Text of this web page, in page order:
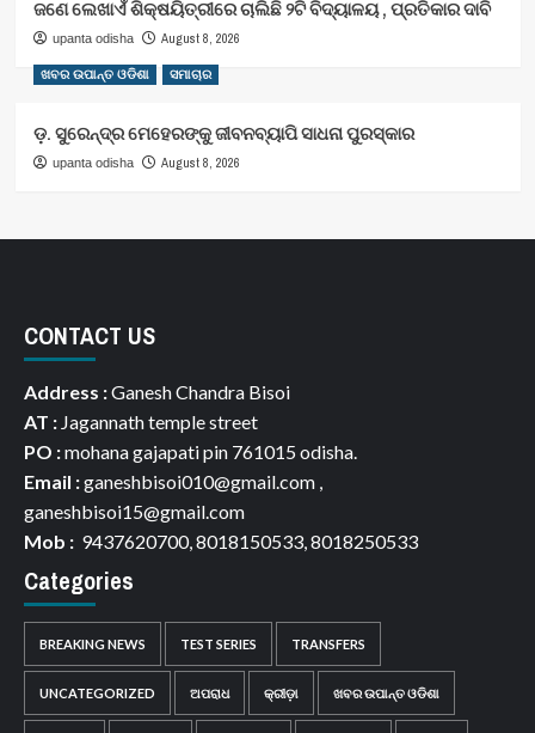
ଜଣେ ଲେଖାଏଁ ଶିକ୍ଷୟିତ୍ରୀରେ ଚାଲିଛି ୨ଟି ବିଦ୍ୟାଳୟ , ପ୍ରତିକାର ଦାବି
upanta odisha August 8, 2026
ଖବର ଉପାନ୍ତ ଓଡିଶା ସମାଚାର
ଡ଼. ସୁରେନ୍ଦ୍ର ମେହେରଙ୍କୁ ଜୀବନବ୍ୟାପି ସାଧନା ପୁରସ୍କାର
upanta odisha August 8, 2026
CONTACT US
Address :Ganesh Chandra Bisoi
AT : Jagannath temple street
PO :mohana gajapati pin 761015 odisha.
Email :ganeshbisoi010@gmail.com ,
ganeshbisoi15@gmail.com
Mob : 9437620700, 8018150533, 8018250533
Categories
BREAKING NEWS TEST SERIES TRANSFERS
UNCATEGORIZED ଅପରାଧ କ୍ରୀଡ଼ା ଖବର ଉପାନ୍ତ ଓଡିଶା